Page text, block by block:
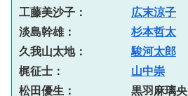
工藤美沙子： 広末涼子
淡島幹雄： 杉本哲太
久我山太地： 駿河太郎
梶征士： 山中崇
松田優生：　　　　　黒羽麻璃央